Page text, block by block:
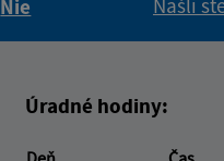
Nie
Našli
Úradné hodiny: